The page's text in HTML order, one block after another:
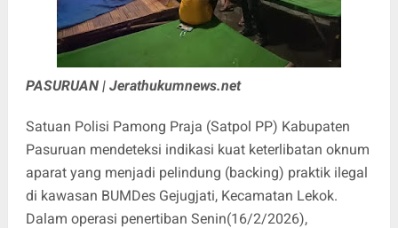
PASURUAN | Jerathukumnews.net
Satuan Polisi Pamong Praja (Satpol PP) Kabupaten
Pasuruan mendeteksi indikasi kuat keterlibatan oknum
aparat yang menjadi pelindung (backing) praktik ilegal
di kawasan BUMDes Gejugjati, Kecamatan Lekok.
Dalam operasi penertiban Senin(16/2/2026),